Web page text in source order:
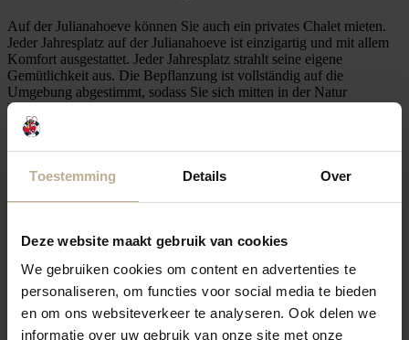
Toestemming Details Over
Deze website maakt gebruik van cookies
We gebruiken cookies om content en advertenties te
personaliseren, om functies voor social media te bieden
en om ons websiteverkeer te analyseren. Ook delen we
informatie over uw gebruik van onze site met onze
Auf der Julianahoeve können Sie auch ein privates Chalet mieten.
Jeder Jahresplatz auf der Julianahoeve ist einzigartig und mit allem
Komfort ausgestattet. Jeder Jahresplatz strahlt seine eigene
Gemütlichkeit aus. Die Bepflanzung ist vollständig auf die
Umgebung abgestimmt, sodass Sie sich mitten in der Natur
befinden.
Siehe Sie unsere Private Vermietung
Entspannung und Spaß.